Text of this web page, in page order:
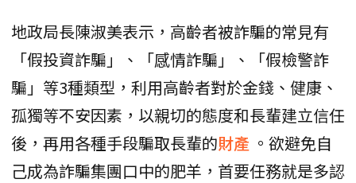
地政局長陳淑美表示，高齡者被詐騙的常見有
「假投資詐騙」、「感情詐騙」、「假檢警詐
騙」等3種類型，利用高齡者對於金錢、健康、
孤獨等不安因素，以親切的態度和長輩建立信任
後，再用各種手段騙取長輩的財產 。欲避免自
己成為詐騙集團口中的肥羊，首要任務就是多認